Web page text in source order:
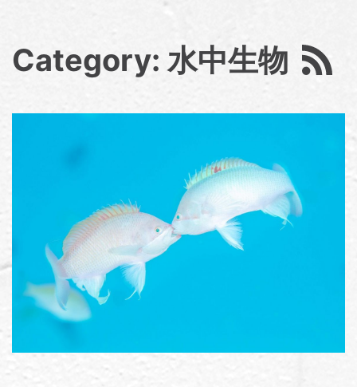
Category: 水中生物